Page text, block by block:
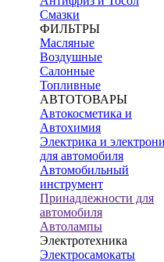
Смазки
ФИЛЬТРЫ
Масляные
Воздушные
Салонные
Топливные
АВТОТОВАРЫ
Автокосметика и
Автохимия
Электрика и
для автомобиля
Автомобильный
инструмент
Принадлежности для
автомобиля
Автолампы
Электротехника
Электросамокаты